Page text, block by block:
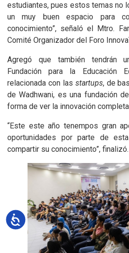
Accesibilidad
estudiantes, pues estos temas no
un muy buen espacio para
conocimiento”, señaló el Mtro.
Comité Organizador del Foro
Agregó que también tendrán
Fundación para la Educación
relacionada con las startups, de
de Wadhwani, es una fundación
forma de ver la innovación
“Este este año tenempos gran
oportunidades por parte de
compartir su conocimiento”, finalizó.